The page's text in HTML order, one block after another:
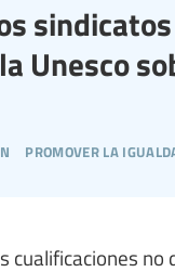
Unesco
promover la
cualificaciones